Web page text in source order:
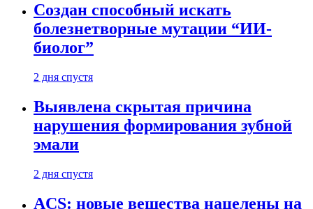
Создан способный искать
болезнетворные мутации “ИИ-
биолог”
2 дня спустя
Выявлена скрытая причина
нарушения формирования зубной
эмали
2 дня спустя
ACS: новые вещества нацелены на